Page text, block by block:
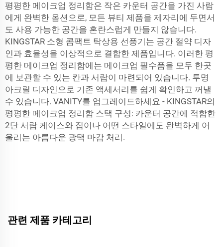
평평한 메이크업 정리함은 작은 카운터 공간을 가진 사람
에게 완벽한 옵션으로, 모든 뷰티 제품을 제자리에 두면서
도 사용 가능한 공간을 혼란스럽게 만들지 않습니다.
KINGSTAR 소형 콤팩트 탁상용 선풍기는 공간 절약 디자
인과 효율성을 이상적으로 결합한 제품입니다. 이러한 평
평한 메이크업 정리함에는 메이크업 필수품을 모두 한곳
에 보관할 수 있는 칸과 서랍이 마련되어 있습니다. 투명
아크릴 디자인으로 기존 액세서리를 쉽게 확인하고 꺼낼
수 있습니다. VANITY를 업그레이드하세요 - KINGSTAR의
평평한 메이크업 정리함 스택 구성: 카운터 공간에 적합한
2단 서랍 케이스와 집이나 어떤 스타일에도 완벽하게 어
울리는 아름다운 광택 마감 처리.
관련 제품 카테고리